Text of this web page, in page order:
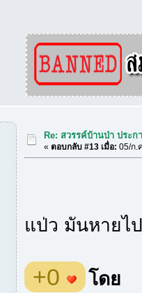
Re: สวรรค์บ้านป่า ประก
«ตอบกลับ #13 เมื่อ: 05/ก.
แป่ว มันหายไ
+0 โดย